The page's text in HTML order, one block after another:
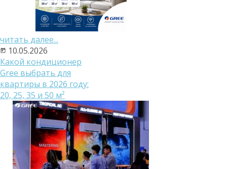
читать далее...
10.05.2026
Какой кондиционер
Gree выбрать для
квартиры в 2026 году:
20, 25, 35 и 50 м²